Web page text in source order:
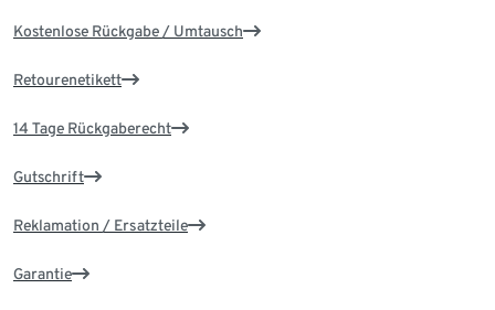
Kostenlose Rückgabe / Umtausch
Retourenetikett
14 Tage Rückgaberecht
Gutschrift
Reklamation / Ersatzteile
Garantie